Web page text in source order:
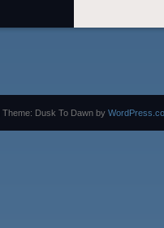
Theme: Dusk To Dawn by